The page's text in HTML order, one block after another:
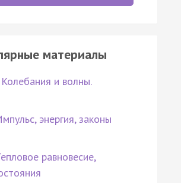
материалы
и волны.
энергия, законы
равновесие,